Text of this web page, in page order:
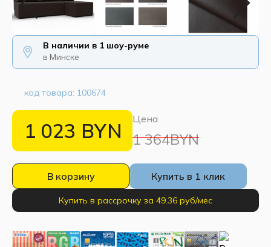
В наличии в 1 шоу-руме
в Минске
код товара: 100674
1 023 BYN Цена
1 364BYN
В корзину Купить в 1 клик
Купить в рассрочку за 49.36 руб/мес